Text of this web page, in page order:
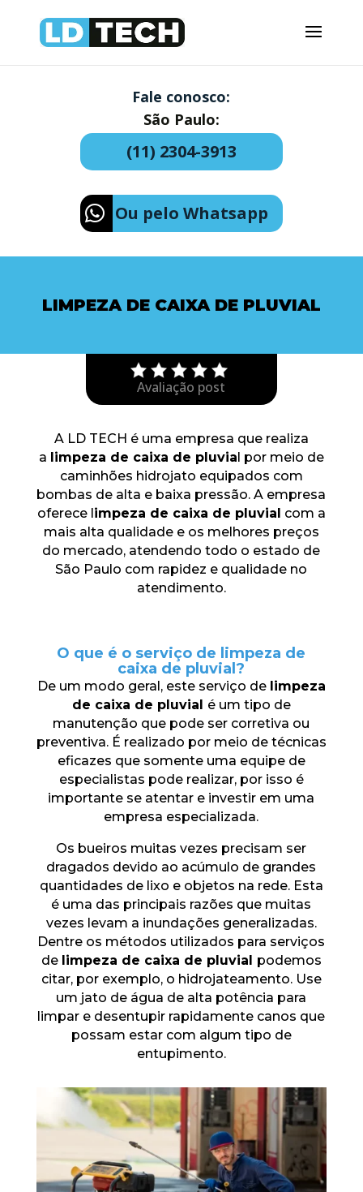
Fale conosco:
São Paulo:
(11) 2304-3913
Ou pelo Whatsapp
LIMPEZA DE CAIXA DE PLUVIAL
Avaliação post
A LD TECH é uma empresa que realiza
a limpeza de caixa de pluvial por meio de
caminhões hidrojato equipados com
bombas de alta e baixa pressão. A empresa
oferece limpeza de caixa de pluvial com a
mais alta qualidade e os melhores preços
do mercado, atendendo todo o estado de
São Paulo com rapidez e qualidade no
atendimento.
O que é o serviço de limpeza de
caixa de pluvial?
De um modo geral, este serviço de limpeza
de caixa de pluvial é um tipo de
manutenção que pode ser corretiva ou
preventiva. É realizado por meio de técnicas
eficazes que somente uma equipe de
especialistas pode realizar, por isso é
importante se atentar e investir em uma
empresa especializada.
Os bueiros muitas vezes precisam ser
dragados devido ao acúmulo de grandes
quantidades de lixo e objetos na rede. Esta
é uma das principais razões que muitas
vezes levam a inundações generalizadas.
Dentre os métodos utilizados para serviços
de limpeza de caixa de pluvial podemos
citar, por exemplo, o hidrojateamento. Use
um jato de água de alta potência para
limpar e desentupir rapidamente canos que
possam estar com algum tipo de
entupimento.